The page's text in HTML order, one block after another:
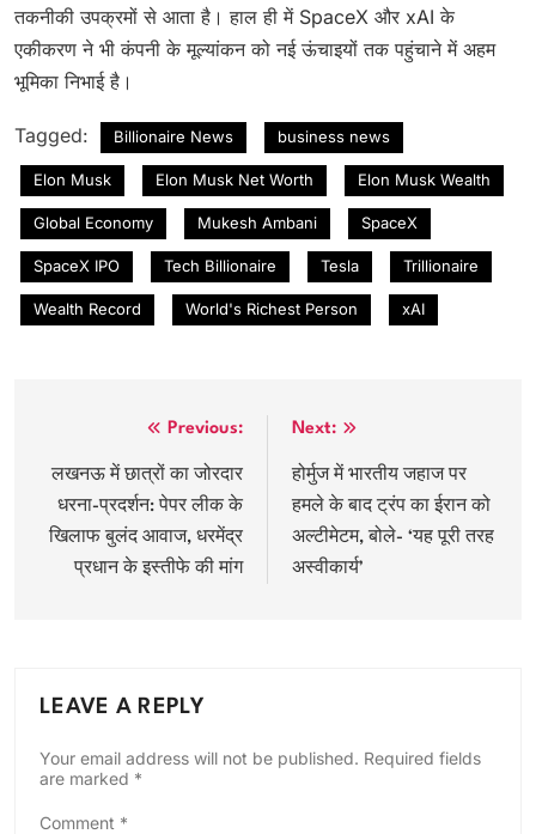
तकनीकी उपक्रमों से आता है। हाल ही में SpaceX और xAI के
एकीकरण ने भी कंपनी के मूल्यांकन को नई ऊंचाइयों तक पहुंचाने में अहम
भूमिका निभाई है।
Tagged: Billionaire News business news
Elon Musk Elon Musk Net Worth Elon Musk Wealth
Global Economy Mukesh Ambani SpaceX
SpaceX IPO Tech Billionaire Tesla Trillionaire
Wealth Record World's Richest Person xAI
navigation
Previous:
लखनऊ में छात्रों का जोरदार
धरना-प्रदर्शन: पेपर लीक के
खिलाफ बुलंद आवाज, धरमेंद्र
प्रधान के इस्तीफे की मांग
Next:
होर्मुज में भारतीय जहाज पर
हमले के बाद ट्रंप का ईरान को
अल्टीमेटम, बोले- ‘यह पूरी तरह
अस्वीकार्य’
LEAVE A REPLY
Your email address will not be published. Required fields
are marked *
Comment *